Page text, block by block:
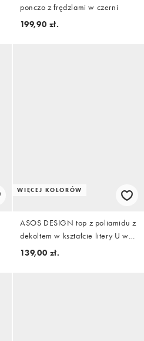
ponczo z frędzlami w czerni
199,90 zł.
WIĘCEJ KOLORÓW
ASOS DESIGN top z poliamidu z
dekoltem w kształcie litery U w
kolorze burgundowym
139,00 zł.